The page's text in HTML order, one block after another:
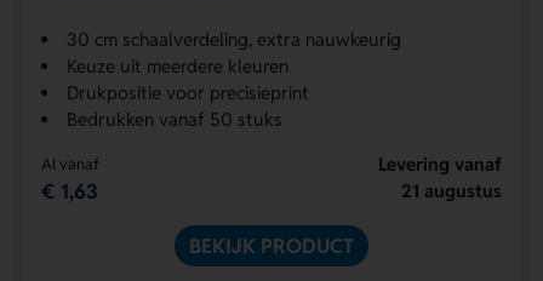
30 cm schaalverdeling, extra nauwkeurig
Keuze uit meerdere kleuren
Drukpositie voor precisieprint
Bedrukken vanaf 50 stuks
Al vanaf
€ 1,63
Levering vanaf
21 augustus
BEKIJK PRODUCT